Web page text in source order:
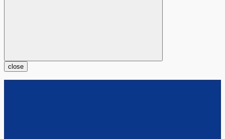
close